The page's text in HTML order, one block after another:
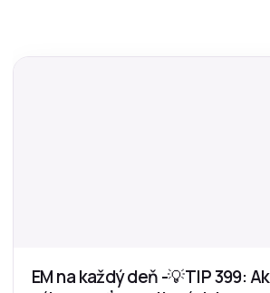
EM na každý deň -💡TIP 399: